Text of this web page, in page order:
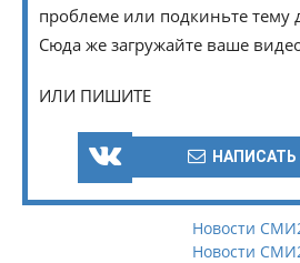
проблеме или подкиньте тему
Сюда же загружайте ваше
ИЛИ ПИШИТЕ
Новости
Новости